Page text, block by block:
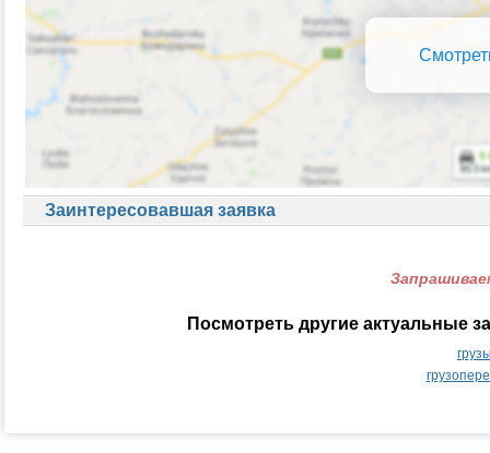
Заинтересовавшая заявка
Посмотреть другие актуальные